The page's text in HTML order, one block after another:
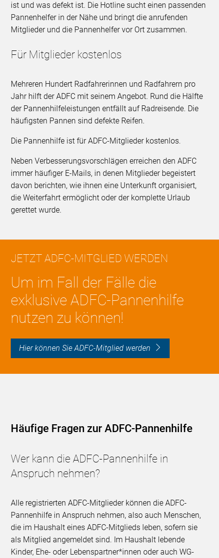
ist und was defekt ist. Die Hotline sucht einen passenden
Pannenhelfer in der Nähe und bringt die anrufenden
Mitglieder und die Pannenhelfer vor Ort zusammen.
Für Mitglieder kostenlos
Mehreren Hundert Radfahrerinnen und Radfahrern pro
Jahr hilft der ADFC mit seinem Angebot. Rund die Hälfte
der Pannenhilfeleistungen entfällt auf Radreisende. Die
häufigsten Pannen sind defekte Reifen.
Die Pannenhilfe ist für ADFC-Mitglieder kostenlos.
Neben Verbesserungsvorschlägen erreichen den ADFC
immer häufiger E-Mails, in denen Mitglieder begeistert
davon berichten, wie ihnen eine Unterkunft organisiert,
die Weiterfahrt ermöglicht oder der komplette Urlaub
gerettet wurde.
JETZT ADFC-MITGLIED WERDEN
Um im Fall der Fälle die
exklusive ADFC-Pannenhilfe
nutzen zu können!
Hier können Sie ADFC-Mitglied werden
Häufige Fragen zur ADFC-Pannenhilfe
Wer kann die ADFC-Pannenhilfe in
Anspruch nehmen?
Alle registrierten ADFC-Mitglieder können die ADFC-
Pannenhilfe in Anspruch nehmen, also auch Menschen,
die im Haushalt eines ADFC-Mitglieds leben, sofern sie
als Mitglied angemeldet sind. Im Haushalt lebende
Kinder, Ehe- oder Lebenspartner*innen oder auch WG-